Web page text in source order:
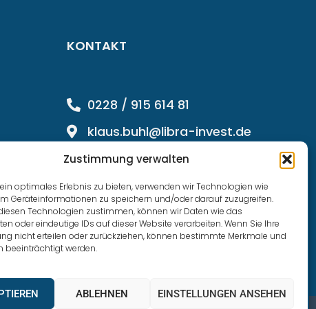
Zustimmung verwalten
optimales Erlebnis zu bieten, verwenden wir Technologien wie
Geräteinformationen zu speichern und/oder darauf zuzugreifen.
Technologien zustimmen, können wir Daten wie das
oder eindeutige IDs auf dieser Website verarbeiten. Wenn Sie Ihre
nicht erteilen oder zurückziehen, können bestimmte Merkmale und
beeinträchtigt werden.
ABLEHNEN EINSTELLUNGEN ANSEHEN
KONTAKT
0228 / 915 614 81
klaus.buhl@libra-invest.de